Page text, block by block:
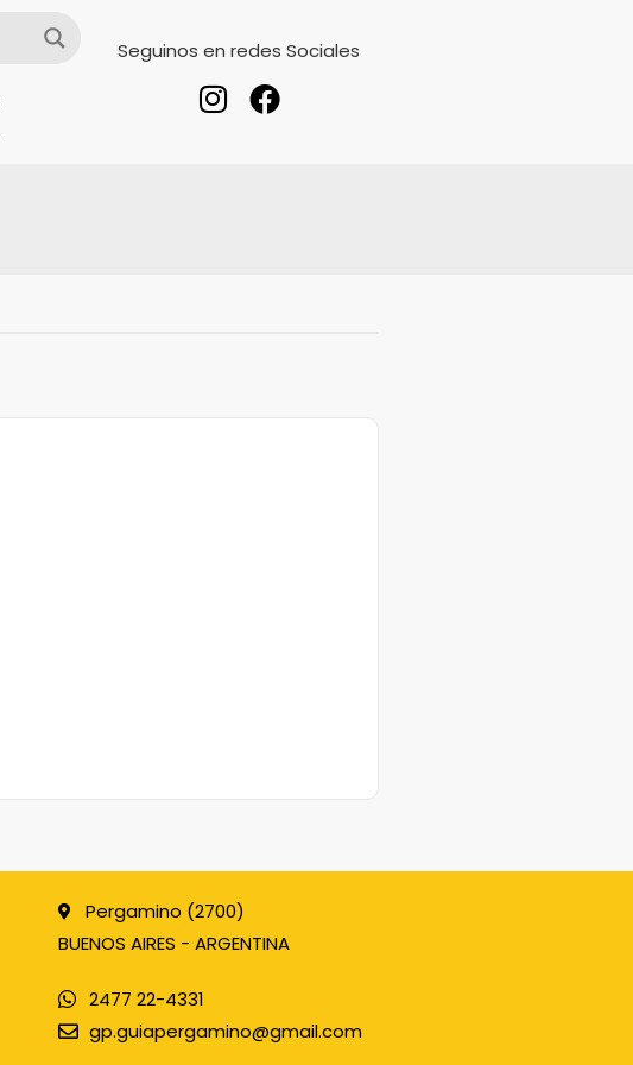
Seguinos en redes Sociales
Pergamino (2700)
BUENOS AIRES - ARGENTINA
2477 22-4331
gp.guiapergamino@gmail.com